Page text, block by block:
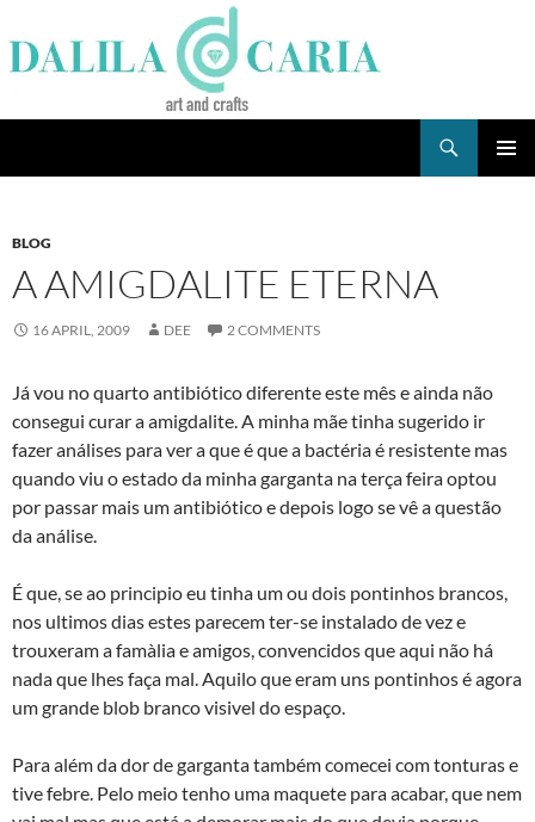
to
content
BLOG
A AMIGDALITE ETERNA
16 APRIL, 2009 DEE 2 COMMENTS
Já vou no quarto antibiótico diferente este mês e ainda não
consegui curar a amigdalite. A minha mãe tinha sugerido ir
fazer análises para ver a que é que a bactéria é resistente mas
quando viu o estado da minha garganta na terça feira optou
por passar mais um antibiótico e depois logo se vê a questão
da análise.
É que, se ao principio eu tinha um ou dois pontinhos brancos,
nos ultimos dias estes parecem ter-se instalado de vez e
trouxeram a famà­lia e amigos, convencidos que aqui não há
nada que lhes faça mal. Aquilo que eram uns pontinhos é agora
um grande blob branco visivel do espaço.
Para além da dor de garganta também comecei com tonturas e
tive febre. Pelo meio tenho uma maquete para acabar, que nem